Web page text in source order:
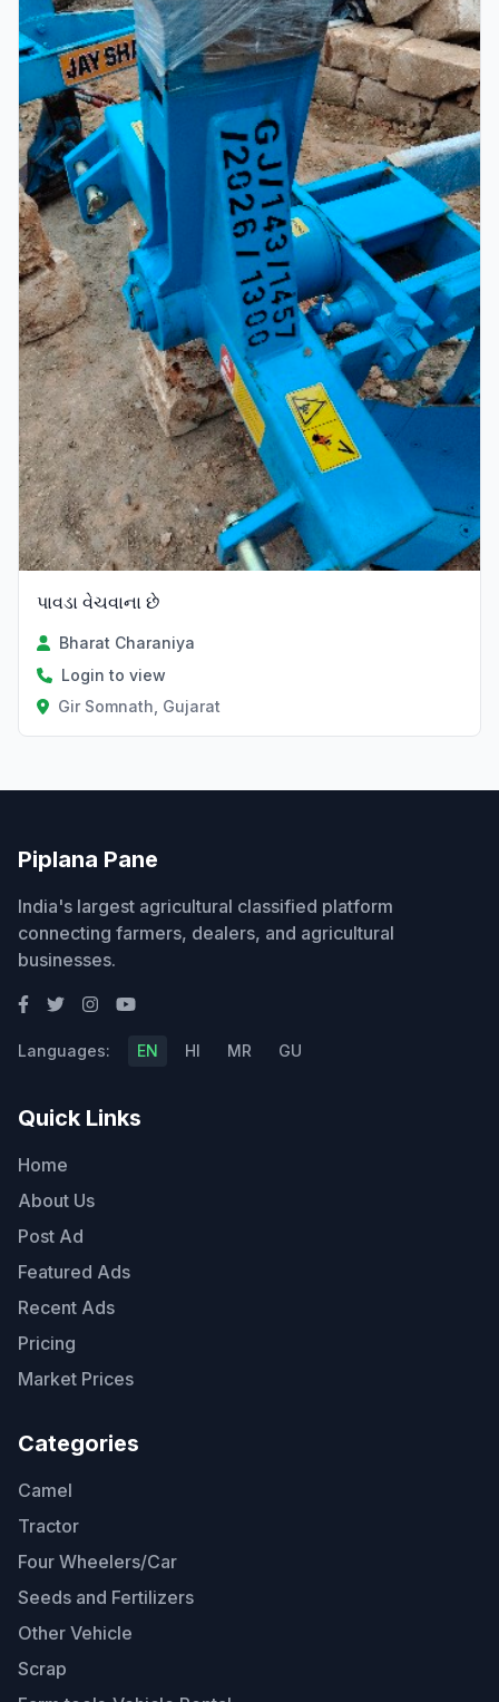
પાવડા વેચવાના છે
Bharat Charaniya
Login to view
Gir Somnath, Gujarat
Piplana Pane
India's largest agricultural classified platform
connecting farmers, dealers, and agricultural
businesses.
Languages: EN HI MR GU
Quick Links
Home
About Us
Post Ad
Featured Ads
Recent Ads
Pricing
Market Prices
Categories
Camel
Tractor
Four Wheelers/Car
Seeds and Fertilizers
Other Vehicle
Scrap